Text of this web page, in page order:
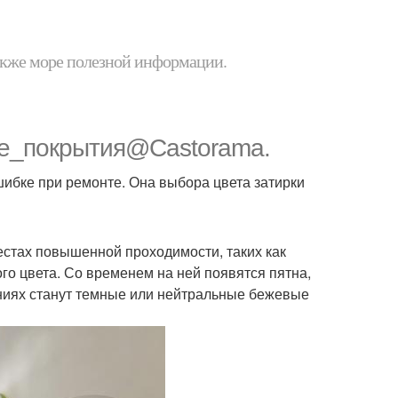
море полезной информации.
при ремонте. Она выбора цвета затирки
повышенной проходимости, таких как
цвета. Со временем на ней появятся пятна,
станут темные или нейтральные бежевые